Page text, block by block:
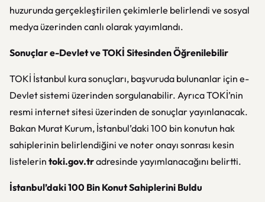
huzurunda gerçekleştirilen çekimlerle belirlendi ve sosyal
medya üzerinden canlı olarak yayımlandı.
Sonuçlar e-Devlet ve TOKİ Sitesinden Öğrenilebilir
TOKİ İstanbul kura sonuçları, başvuruda bulunanlar için e-
Devlet sistemi üzerinden sorgulanabilir. Ayrıca TOKİ’nin
resmi internet sitesi üzerinden de sonuçlar yayınlanacak.
Bakan Murat Kurum, İstanbul’daki 100 bin konutun hak
sahiplerinin belirlendiğini ve noter onayı sonrası kesin
listelerin toki.gov.tradresinde yayımlanacağını belirtti.
İstanbul’daki 100 Bin Konut Sahiplerini Buldu